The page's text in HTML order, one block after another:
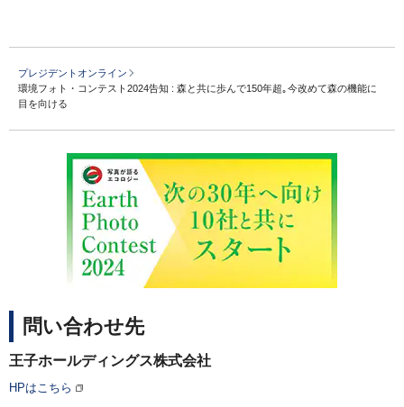
プレジデントオンライン
環境フォト・コンテスト2024告知 : 森と共に歩んで150年超｡今改めて森の機能に
目を向ける
問い合わせ先
王子ホールディングス株式会社
HPはこちら